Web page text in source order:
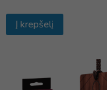
Į krepšelį